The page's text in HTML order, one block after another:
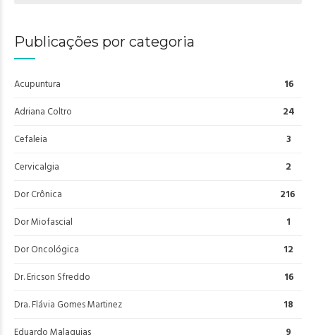
Publicações por categoria
Acupuntura 16
Adriana Coltro 24
Cefaleia 3
Cervicalgia 2
Dor Crônica 216
Dor Miofascial 1
Dor Oncológica 12
Dr. Ericson Sfreddo 16
Dra. Flávia Gomes Martinez 18
Eduardo Malaquias 9